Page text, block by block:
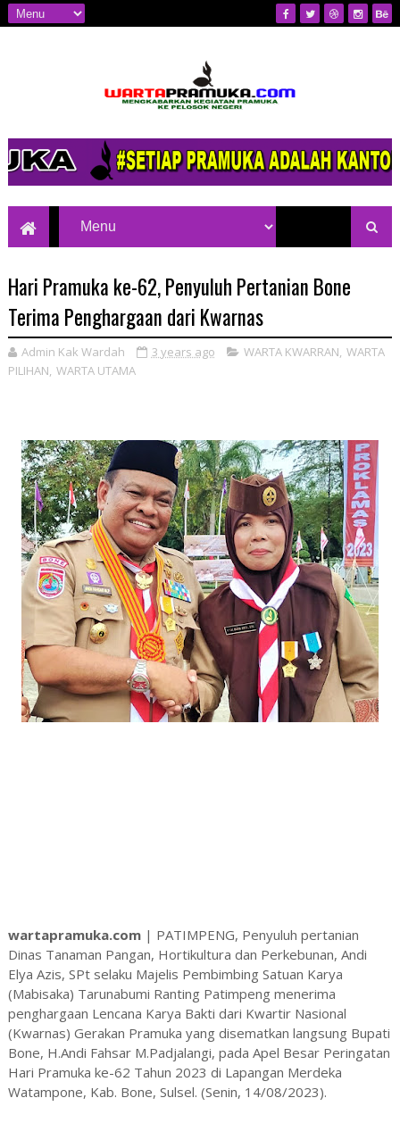
Pelosok Negeri
Hari Pramuka ke-62, Penyuluh Pertanian Bone
Terima Penghargaan dari Kwarnas
Admin Kak Wardah 3 years ago WARTA KWARRAN, WARTA
PILIHAN, WARTA UTAMA
wartapramuka.com| PATIMPENG, Penyuluh pertanian
Dinas Tanaman Pangan, Hortikultura dan Perkebunan, Andi
Elya Azis, SPt selaku Majelis Pembimbing Satuan Karya
(Mabisaka) Tarunabumi Ranting Patimpeng menerima
penghargaan Lencana Karya Bakti dari Kwartir Nasional
(Kwarnas) Gerakan Pramuka yang disematkan langsung Bupati
Bone, H.Andi Fahsar M.Padjalangi, pada Apel Besar Peringatan
Hari Pramuka ke-62 Tahun 2023 di Lapangan Merdeka
Watampone, Kab. Bone, Sulsel. (Senin, 14/08/2023).